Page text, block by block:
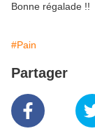
Bonne régalade !!
#Pain
Partager